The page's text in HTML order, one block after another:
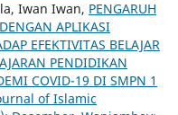
Iwan Iwan, PENGARUH
APLIKASI
EFEKTIVITAS BELAJAR
PENDIDIKAN
COVID-19 DI SMPN 1
of Islamic